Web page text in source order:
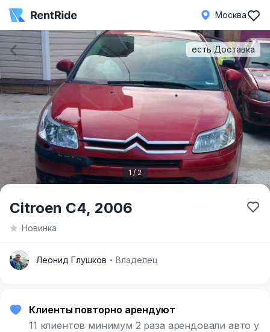
Москва
Item
1 / 2
есть Доставка
Citroen C4, 2006
Новинка
Л Леонид Глушков Владелец
Клиенты повторно арендуют
11 клиентов минимум 2 раза арендовали авто у